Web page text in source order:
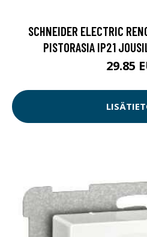
SCHNEIDER ELECTRIC
PISTORASIA IP21
29.85